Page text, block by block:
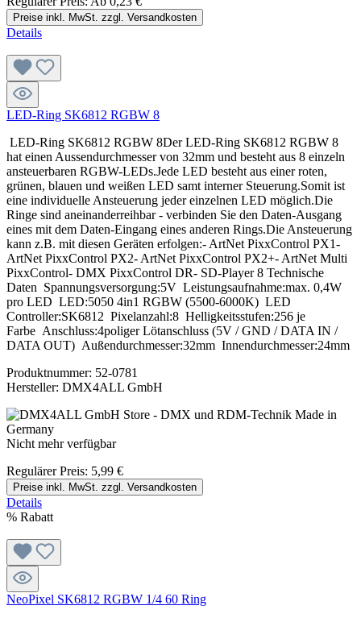
Preise inkl. MwSt. zzgl. Versandkosten
Details
LED-Ring SK6812 RGBW 8
LED-Ring SK6812 RGBW 8Der LED-Ring SK6812 RGBW 8
hat einen Aussendurchmesser von 32mm und besteht aus 8 einzeln
ansteuerbaren RGBW-LEDs.Jede LED besteht aus einer roten,
grünen, blauen und weißen LED samt interner Steuerung.Somit ist
eine individuelle Ansteuerung jeder einzelnen LED möglich.Die
Ringe sind aneinanderreihbar - verbinden Sie den Daten-Ausgang
eines mit dem Daten-Eingang eines anderen Rings.Die Ansteuerung
kann z.B. mit diesen Geräten erfolgen:- ArtNet PixxControl PX1-
ArtNet PixxControl PX2- ArtNet PixxControl PX2+- ArtNet Multi
PixxControl- DMX PixxControl DR- SD-Player 8 Technische
Daten Spannungsversorgung:5V Leistungsaufnahme:max. 0,4W
pro LED LED:5050 4in1 RGBW (5500-6000K) LED
Controller:SK6812 Pixelanzahl:8 Helligkeitsstufen:256 je
Farbe Anschluss:4poliger Lötanschluss (5V / GND / DATA IN /
DATA OUT) Außendurchmesser:32mm Innendurchmesser:24mm
Produktnummer: 52-0781
Hersteller: DMX4ALL GmbH
Nicht mehr verfügbar
Regulärer Preis: 5,99 €
Preise inkl. MwSt. zzgl. Versandkosten
Details
% Rabatt
NeoPixel SK6812 RGBW 1/4 60 Ring